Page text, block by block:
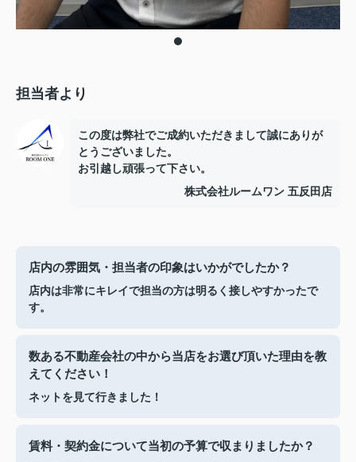
担当者より
この度は弊社でご成約いただきまして誠にありが
とうございました。
お引越し頑張って下さい。
株式会社ルームワン 五反田店
店内の雰囲気・担当者の印象はいかがでしたか？
店内は非常にキレイで担当の方は明るく接しやすかったで
す。
数ある不動産会社の中から当店をお選び頂いた理由を教
えてください！
ネットを見て行きました！
賃料・契約金について当初の予算で収まりましたか？